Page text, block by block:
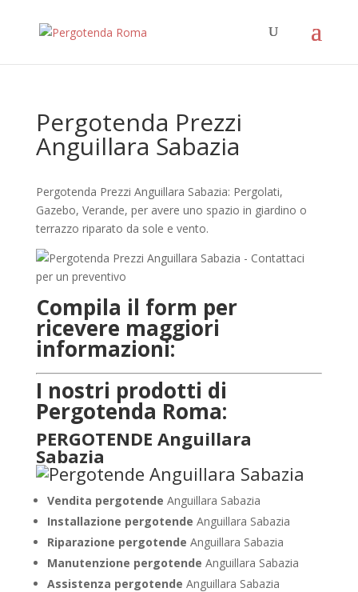
Pergotenda Prezzi
Anguillara Sabazia
Pergotenda Prezzi Anguillara Sabazia: Pergolati,
Gazebo, Verande, per avere uno spazio in giardino o
terrazzo riparato da sole e vento.
Compila il form per
ricevere maggiori
informazioni:
I nostri prodotti di
Pergotenda Roma:
PERGOTENDE Anguillara
Sabazia
Vendita pergotende Anguillara Sabazia
Installazione pergotende Anguillara Sabazia
Riparazione pergotende Anguillara Sabazia
Manutenzione pergotende Anguillara Sabazia
Assistenza pergotende Anguillara Sabazia